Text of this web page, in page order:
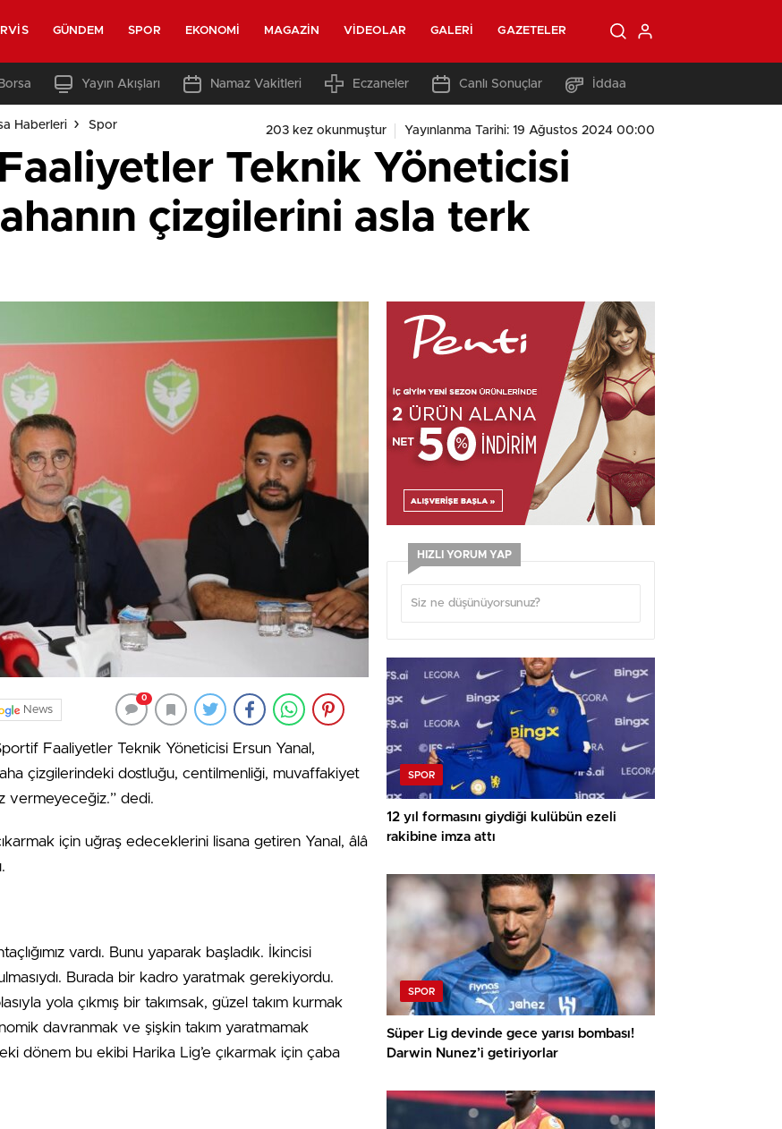
GÜNDEM SPOR EKONOMI MAGAZIN VIDEOLAR GALERI GAZETELER
Yayın Akışları Namaz Vakitleri Eczaneler Canlı Sonuçlar İddaa
Haberleri Spor 203 kez okunmuştur Yayınlanma Tarihi: 19 Ağustos 2024 00:00
Teknik Yöneticisi
çizgilerini asla terk
News
0
Faaliyetler Teknik Yöneticisi Ersun Yanal,
çizgilerindeki dostluğu, centilmenliği, muvaffakiyet
vermeyeceğiz.” dedi.
için uğraş edeceklerini lisana getiren Yanal, âlâ
vardı. Bunu yaparak başladık. İkincisi
Burada bir kadro yaratmak gerekiyordu.
yola çıkmış bir takımsak, güzel takım kurmak
davranmak ve şişkin takım yaratmamak
dönem bu ekibi Harika Lig’e çıkarmak için çaba
HIZLI YORUM YAP
SPOR
12 yıl formasını giydiği kulübün ezeli
rakibine imza attı
SPOR
Süper Lig devinde gece yarısı bombası!
Darwin Nunez’i getiriyorlar